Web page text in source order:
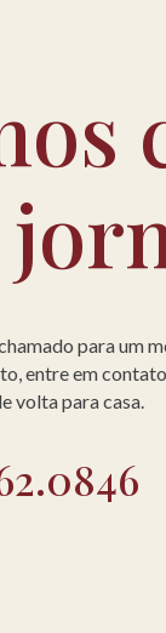
para um
entre em
volta para casa.